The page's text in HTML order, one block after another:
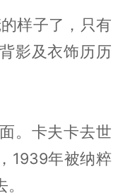
样子了，只有
影及衣饰历历
。卡夫卡去世
1939年被纳粹